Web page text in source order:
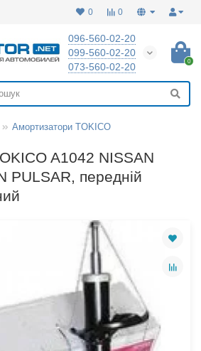
0
0
096-560-02-20
099-560-02-20
073-560-02-20
0
Амортизатори TOKICO
A1042 NISSAN
PULSAR, передній